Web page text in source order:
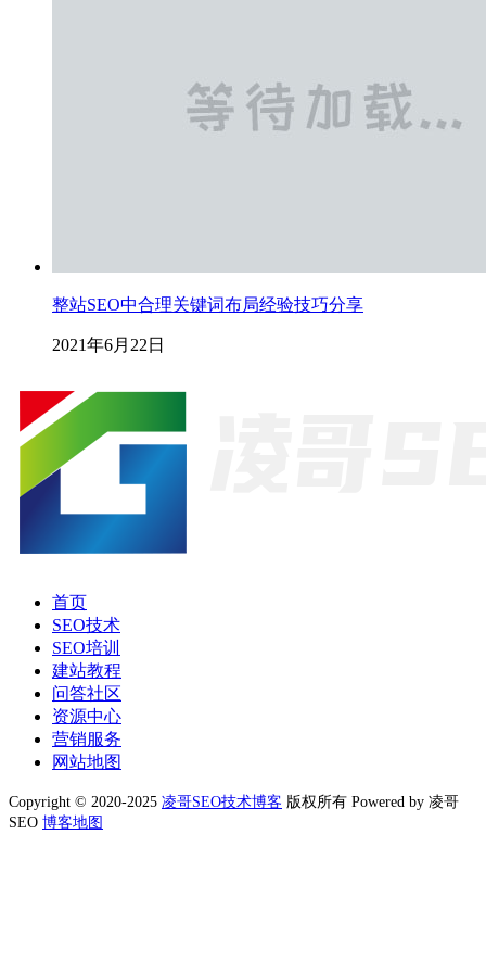
整站SEO中合理关键词布局经验技巧分享
2021年6月22日
首页
SEO技术
SEO培训
建站教程
问答社区
资源中心
营销服务
网站地图
Copyright © 2020-2025 凌哥SEO技术博客 版权所有 Powered by 凌哥
SEO 博客地图